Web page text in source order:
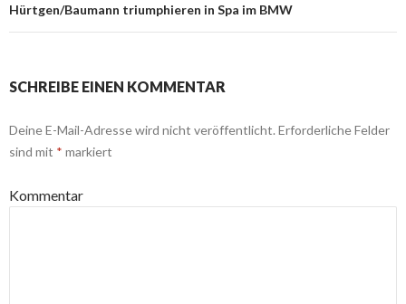
Hürtgen/Baumann triumphieren in Spa im BMW
SCHREIBE EINEN KOMMENTAR
Deine E-Mail-Adresse wird nicht veröffentlicht. Erforderliche Felder
sind mit * markiert
Kommentar